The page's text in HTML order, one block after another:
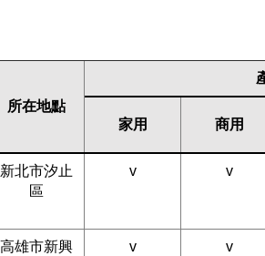
所在地點
家用 商用
新北市汐止
區
v v
高雄市新興
v v